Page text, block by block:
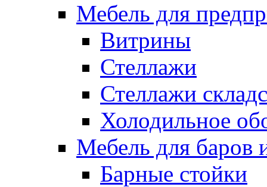
Мебель для
Витрины
Стеллажи
Стеллажи
Холодильное
Мебель для баров
Барные стойки